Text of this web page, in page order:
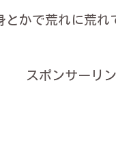
かで荒れに荒れ
スポンサーリ